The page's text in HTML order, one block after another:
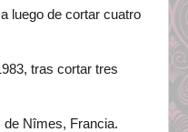
luego de cortar cuatro
tras cortar tres
de Nîmes, Francia.